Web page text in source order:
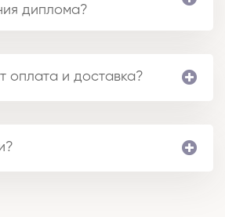
диплома?
оплата и доставка?